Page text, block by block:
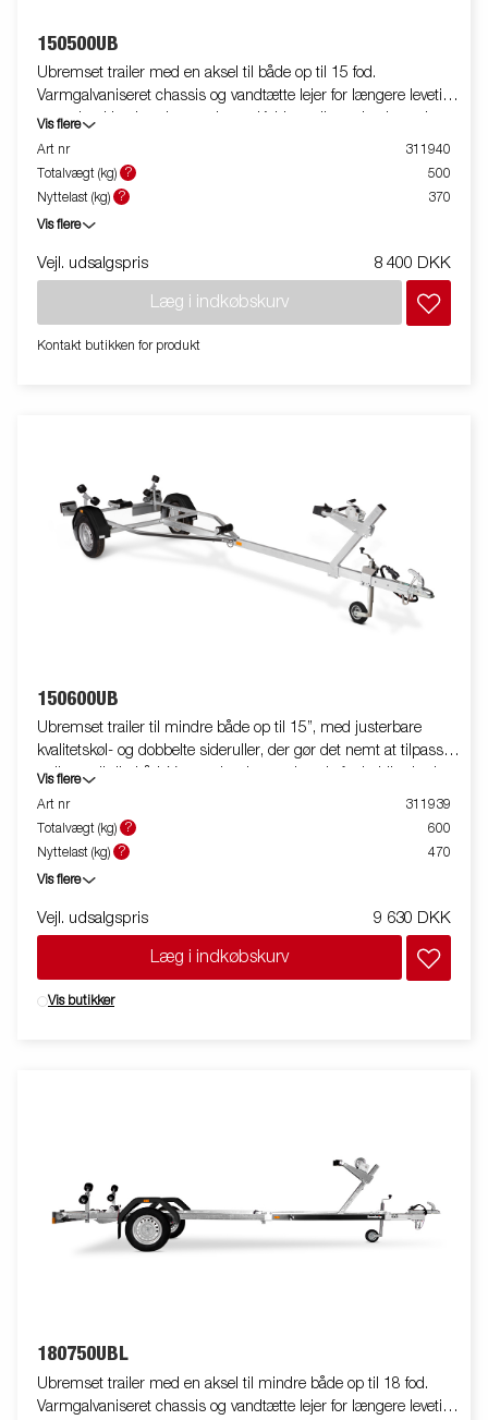
150500UB
Ubremset trailer med en aksel til både op til 15 fod.
Varmgalvaniseret chassis og vandtætte lejer for længere levetid
og optimal beskyttelse mod rust. Kablerne ligger beskyttet i
trailerens chassis. Justerbart spiltårn for god støtte af din båd.
Med de separate lygtekonsoller bliver af- og pålæsning enednu
nemmere. Traileren på billedet kan være vist med ekstraudstyr.
Vis flere
Art nr
311940
Totalvægt (kg)
?
500
Nyttelast (kg)
? 370
Vis flere
Vejl. udsalgspris 8 400 DKK
Læg i indkøbskurv
Kontakt butikken for produkt
150600UB
Ubremset trailer til mindre både op til 15”, med justerbare
kvalitetskøl- og dobbelte sideruller, der gør det nemt at tilpasse
traileren til din båd. Varmgalvaniseret chassis for holdbarhed og
lang levetid på traileren. De elektriske kabler er fuldt skjult og
beskyttet inde i trailerens chassis. Vandtætte hjullejer for
længere levetid. Spil og spil-tårn er let justerbare for at passe til
sikkerhedswire til brug under transport af båden på traileren.
Denne model har to faste lygter, som ikke behøver at blive
fjernet ved søsætning og optagning af båden. Billederne er kun
til illustrative formål og kan vise ekstraudstyr.
Vis flere
Art nr
311939
Totalvægt (kg)
?
600
Nyttelast (kg)
? 470
Vis flere
Vejl. udsalgspris 9 630 DKK
Læg i indkøbskurv
Vis butikker
180750UBL
Ubremset trailer med en aksel til mindre både op til 18 fod.
Varmgalvaniseret chassis og vandtætte lejer for længere levetid